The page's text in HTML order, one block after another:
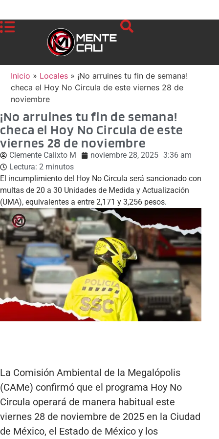
Inicio » Locales » ¡No arruines tu fin de semana!
checa el Hoy No Circula de este viernes 28 de
noviembre
¡No arruines tu fin de semana!
checa el Hoy No Circula de este
viernes 28 de noviembre
Clemente Calixto M noviembre 28, 2025 3:36 am
Lectura: 2 minutos
El incumplimiento del Hoy No Circula será sancionado con
multas de 20 a 30 Unidades de Medida y Actualización
(UMA), equivalentes a entre 2,171 y 3,256 pesos.
La Comisión Ambiental de la Megalópolis
(CAMe) confirmó que el programa Hoy No
Circula operará de manera habitual este
viernes 28 de noviembre de 2025 en la Ciudad
de México, el Estado de México y los